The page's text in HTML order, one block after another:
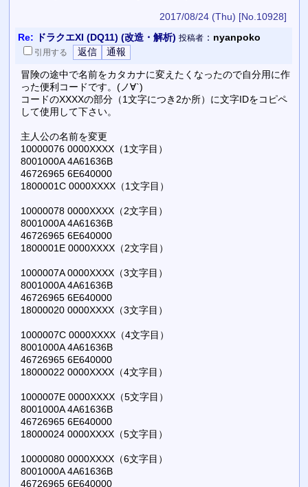
2017/08/24 (Thu) [No.10928]
Re: ドラクエXI (DQ11) (改造・解析) 投稿者： nyanpoko
引用する
冒険の途中で名前をカタカナに変えたくなったので自分用に作
った便利コードです。(ノ∀`)
コードのXXXXの部分（1文字につき2か所）に文字IDをコピペ
して使用して下さい。
主人公の名前を変更
10000076 0000XXXX（1文字目）
8001000A 4A61636B
46726965 6E640000
1800001C 0000XXXX（1文字目）
10000078 0000XXXX（2文字目）
8001000A 4A61636B
46726965 6E640000
1800001E 0000XXXX（2文字目）
1000007A 0000XXXX（3文字目）
8001000A 4A61636B
46726965 6E640000
18000020 0000XXXX（3文字目）
1000007C 0000XXXX（4文字目）
8001000A 4A61636B
46726965 6E640000
18000022 0000XXXX（4文字目）
1000007E 0000XXXX（5文字目）
8001000A 4A61636B
46726965 6E640000
18000024 0000XXXX（5文字目）
10000080 0000XXXX（6文字目）
8001000A 4A61636B
46726965 6E640000